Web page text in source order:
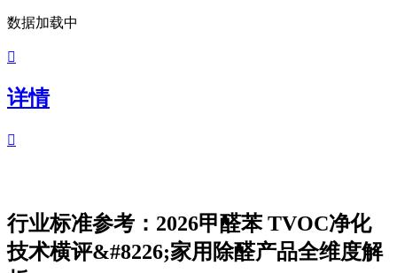
数据加载中

详情

行业标准参考：2026甲醛苯 TVOC净化
技术横评&#8226;家用除醛产品全维度解